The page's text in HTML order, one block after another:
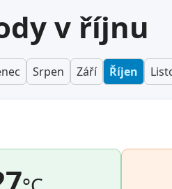
v říjnu
Srpen Září Říjen